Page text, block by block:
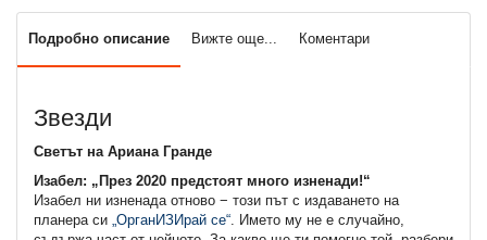
Подробно описание Вижте още... Коментари
Звезди
Светът на Ариана Гранде
Изабел: „През 2020 предстоят много изненади!“
Изабел ни изненада отново − този път с издаването на
планера си „ОрганИЗИрай се“. Името му не е случайно,